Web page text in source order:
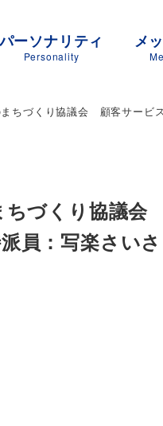
ーソナリティ
Personality
メ
ちづくり協議会 顧客サービ
ちづくり協議会
員：写楽さいさ